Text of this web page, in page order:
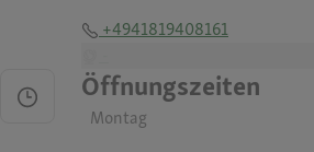
+4941819408161
Öffnungszeiten
Montag